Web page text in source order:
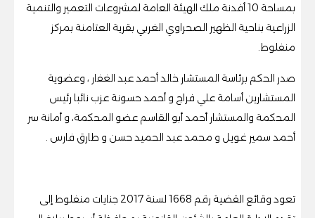
بمساحة 10 أفدنة ملك الهيئة العامة لمشروعات التعمير والتنمية
الزراعية بناحية الظهير الصحراوي الغربي بقرية العتامنة بمركز
منفلوط.
صدر الحكم برئاسة المستشار خالد أحمد عبد الغفار ، وعضوية
المستشارين أسامة علي فراج و أحمد حسونة عزب نائبا رئيس
المحكمة والمستشار أحمد أبو القاسم عضو المحكمة، و أمانة سر
أحمد سمير غويل و محمد عبد الحميد حسن و طارق فارس .
تعود وقائع القضية رقم 1668 لسنة 2017 جنايات منفلوط إلى